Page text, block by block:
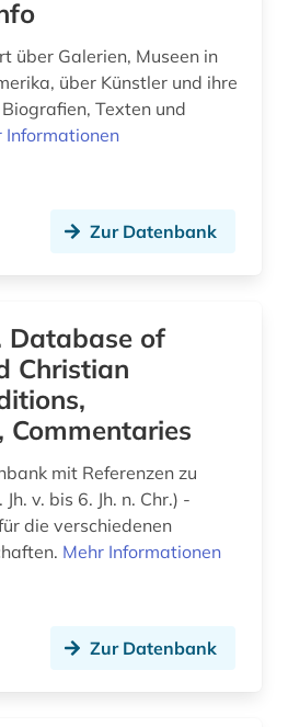
nachschlagewerk (1)
(1)
naturwissenschaft (1)
naturwissenschaftler (1)
newspaper articles (1)
niederösterreich (1)
über Galerien, Museen in
über Künstler und ihre
Texten und
Informationen
Zur Datenbank
Database of
Christian
Commentaries
mit Referenzen zu
v. bis 6. Jh. n. Chr.) -
die verschiedenen
Mehr Informationen
Zur Datenbank